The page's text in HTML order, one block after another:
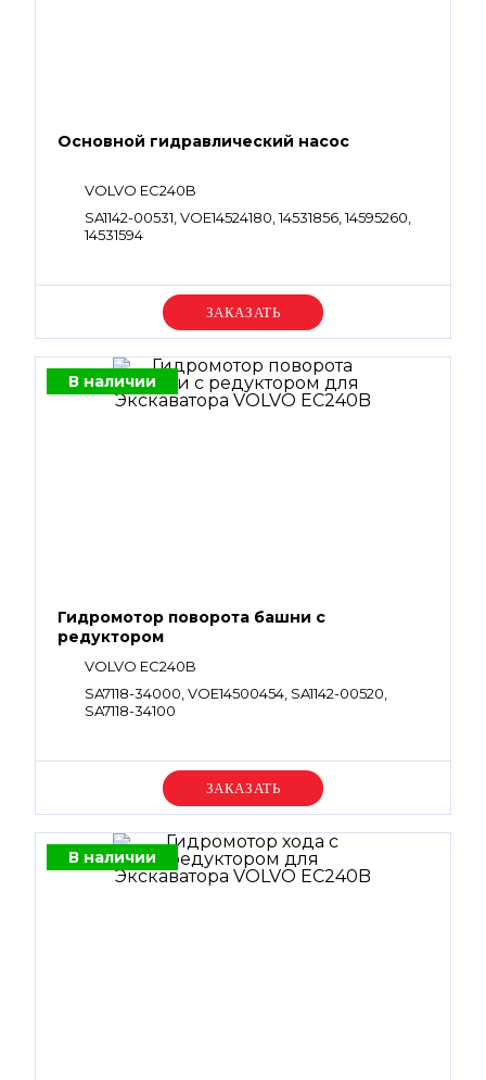
Основной гидравлический насос
VOLVO EC240B
SA1142-00531, VOE14524180, 14531856, 14595260,
14531594
Уточняйте цену
В наличии
Гидромотор поворота башни с
редуктором
VOLVO EC240B
SA7118-34000, VOE14500454, SA1142-00520,
SA7118-34100
Уточняйте цену
В наличии